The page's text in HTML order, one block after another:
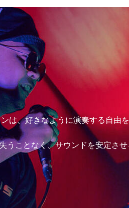
は、好きなように演奏する自由
うことなく、サウンドを安定させ